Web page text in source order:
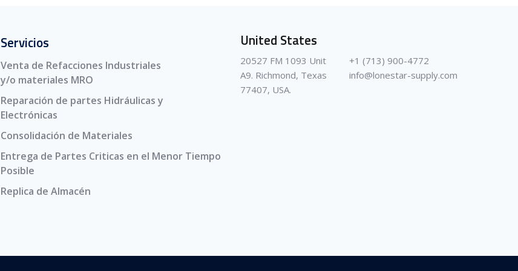
Servicios
Venta de Refacciones Industriales
y/o materiales MRO
Reparación de partes Hidráulicas y
Electrónicas
Consolidación de Materiales
Entrega de Partes Criticas en el Menor Tiempo
Posible
Replica de Almacén
United States
20527 FM 1093 Unit
A9. Richmond, Texas
77407, USA.
+1 (713) 900-4772
info@lonestar-supply.com